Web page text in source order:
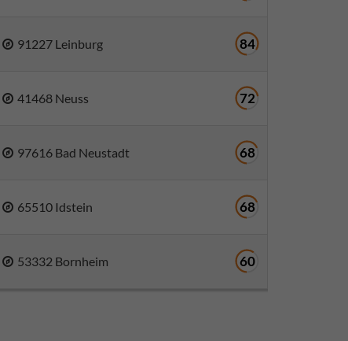
91227 Leinburg 84
41468 Neuss 72
97616 Bad Neustadt 68
65510 Idstein 68
53332 Bornheim 60